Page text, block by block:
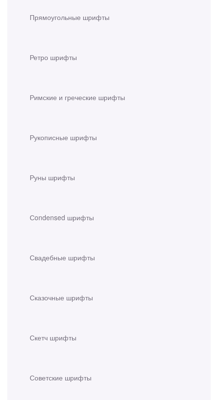
Прямоугольные шрифты
Ретро шрифты
Римские и греческие шрифты
Рукописные шрифты
Руны шрифты
Сondensed шрифты
Свадебные шрифты
Сказочные шрифты
Скетч шрифты
Советские шрифты